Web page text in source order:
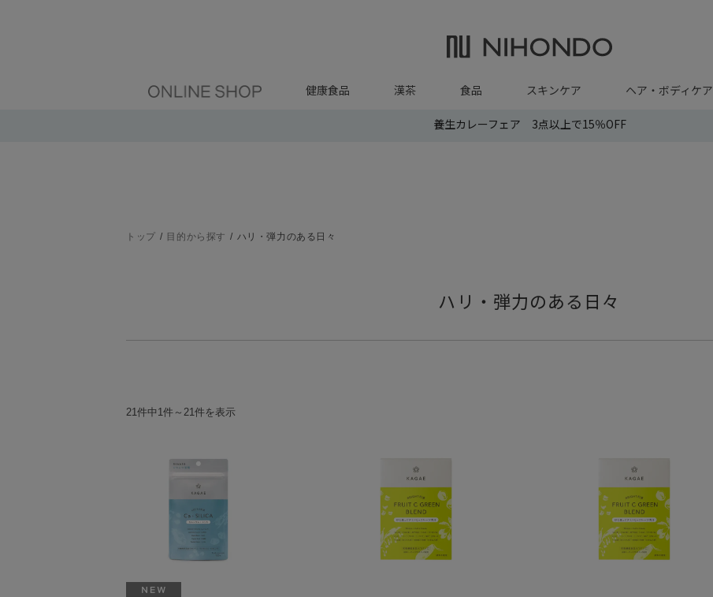
健康食品 漢茶 食品 スキンケア ヘア・ボディケア
養生カレーフェア 3点以上で15％OFF
トップ 目的から探す ハリ・弾力のある日々
ハリ・弾力のある日々
21件中1件～21件を表示